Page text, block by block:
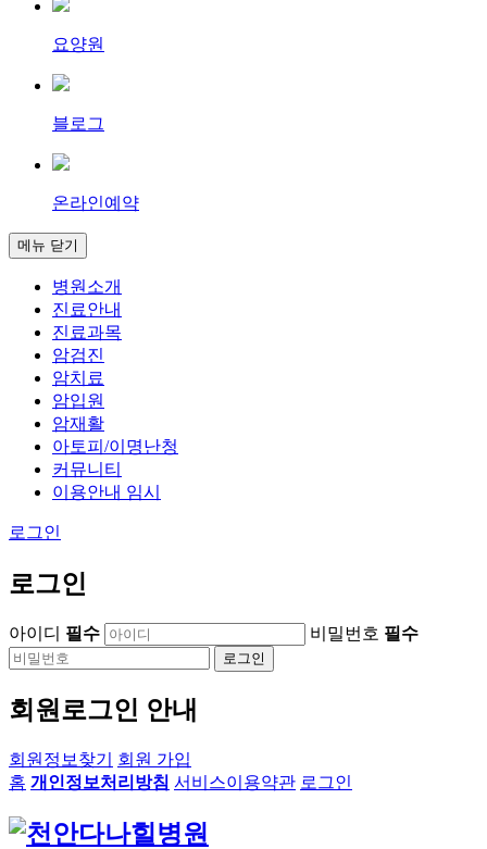
요양원
블로그
온라인예약
메뉴 닫기
병원소개
진료안내
진료과목
암검진
암치료
암입원
암재활
아토피/이명난청
커뮤니티
이용안내 임시
로그인
로그인
아이디 필수 비밀번호 필수
로그인
회원로그인 안내
회원정보찾기
회원 가입
홈 개인정보처리방침 서비스이용약관 로그인